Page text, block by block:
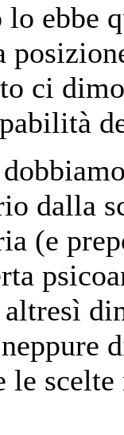
lo ebbe
ci
dalla
(e
le